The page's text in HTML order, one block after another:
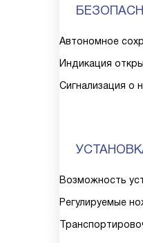
Автономное
Индикация
Сигнализация о
Возможность
Регулируемые